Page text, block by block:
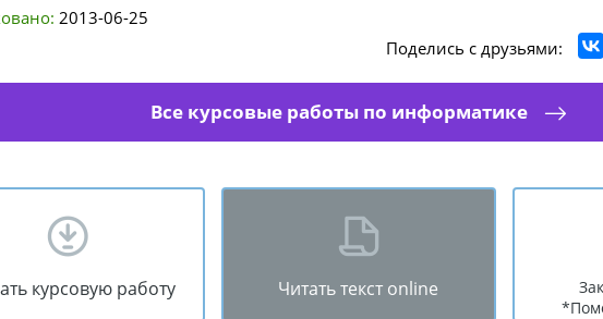
2013-06-25
Поделись с друзьями:
Все курсовые работы по информатике
курсовую работу Читать текст online